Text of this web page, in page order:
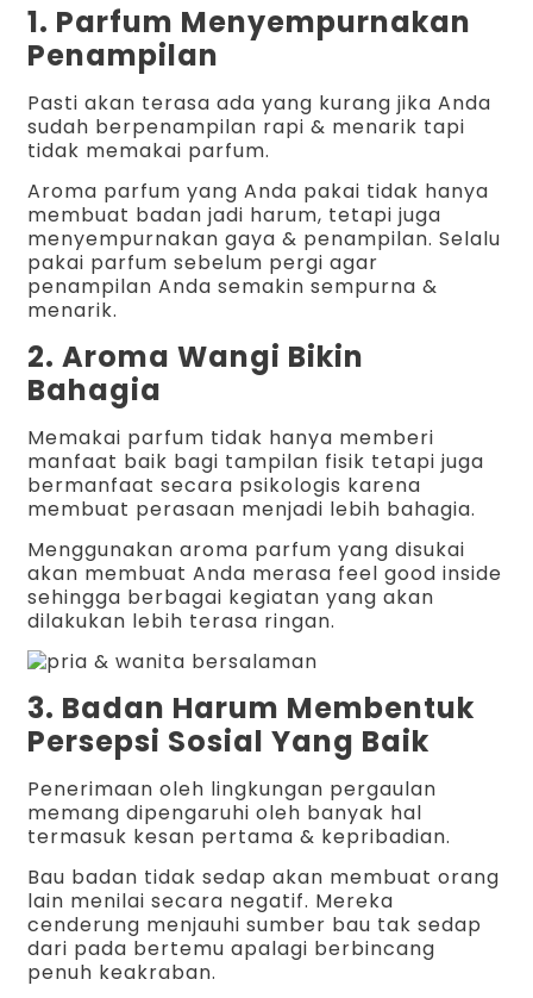
1. Parfum Menyempurnakan
Penampilan
Pasti akan terasa ada yang kurang jika Anda
sudah berpenampilan rapi & menarik tapi
tidak memakai parfum.
Aroma parfum yang Anda pakai tidak hanya
membuat badan jadi harum, tetapi juga
menyempurnakan gaya & penampilan. Selalu
pakai parfum sebelum pergi agar
penampilan Anda semakin sempurna &
menarik.
2. Aroma Wangi Bikin
Bahagia
Memakai parfum tidak hanya memberi
manfaat baik bagi tampilan fisik tetapi juga
bermanfaat secara psikologis karena
membuat perasaan menjadi lebih bahagia.
Menggunakan aroma parfum yang disukai
akan membuat Anda merasa feel good inside
sehingga berbagai kegiatan yang akan
dilakukan lebih terasa ringan.
3. Badan Harum Membentuk
Persepsi Sosial Yang Baik
Penerimaan oleh lingkungan pergaulan
memang dipengaruhi oleh banyak hal
termasuk kesan pertama & kepribadian.
Bau badan tidak sedap akan membuat orang
lain menilai secara negatif. Mereka
cenderung menjauhi sumber bau tak sedap
dari pada bertemu apalagi berbincang
penuh keakraban.